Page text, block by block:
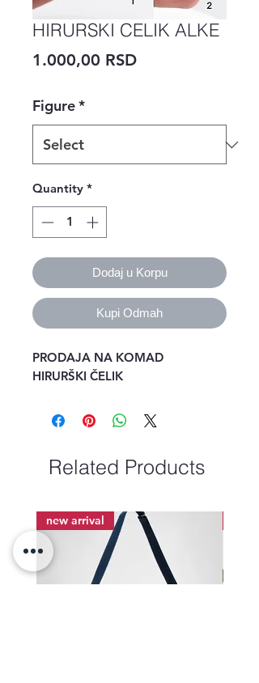
HIRURSKI CELIK ALKE
1.000,00 RSDPrice
Figure*
Quantity *
Dodaj u Korpu
Kupi Odmah
PRODAJA NA KOMAD
HIRURŠKI ČELIK
Related Products
new arrival